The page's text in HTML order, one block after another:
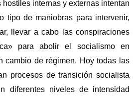
hostiles internas y externas intentan
tipo de maniobras para intervenir,
llevar a cabo las conspiraciones
para abolir el socialismo en
cambio de régimen. Hoy todas las
procesos de transición socialista
diferentes niveles de intensidad